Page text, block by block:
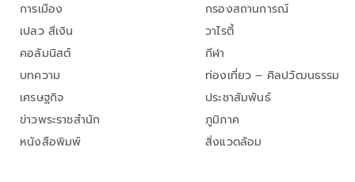
การเมือง
เปลว สีเงิน
คอลัมนิสต์
บทความ
เศรษฐกิจ
ข่าวพระราชสำนัก
หนังสือพิมพ์
กรองสถานการณ์
วาไรตี้
กีฬา
ท่องเที่ยว – ศิลปวัฒนธรรม
ประชาสัมพันธ์
ภูมิภาค
สิ่งแวดล้อม